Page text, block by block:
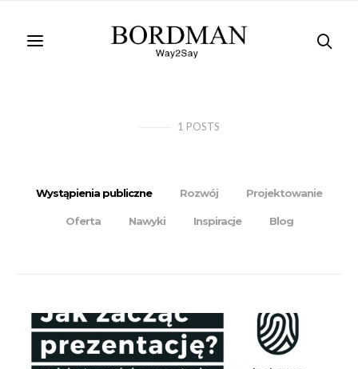
1 POSTS
Wystąpienia publiczne Rozwój Projektowanie
Oferta Nawyki Inspiracje Blog